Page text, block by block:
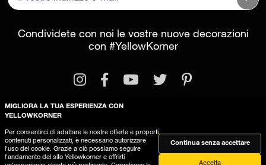
Condividete con noi le vostre nuove decorazioni
con #YellowKorner
Informazioni legaliCondizioni generali di vendita
Questo sito utilizza dei cookies
MIGLIORA LA TUA ESPERIENZA CON
YELLOWKORNER
Per consentirci di adattare le nostre offerte e proporti
contenuti personalizzati, è necessario autorizzare
l'uso dei cookie. Grazie a ciò possiamo seguire
l'andamento del sito Yellowkorner e offrirti
Continua senza accettare
Accetta